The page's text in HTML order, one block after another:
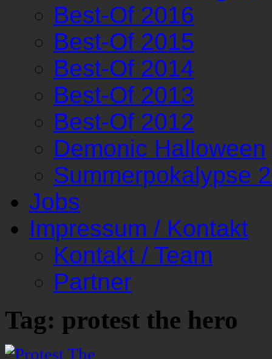
Best-Of 2016
Best-Of 2015
Best-Of 2014
Best-Of 2013
Best-Of 2012
Demonic Halloween
Summerpokalypse
Jobs
Impressum / Kontakt
Kontakt / Team
Partner
Tag: protest the hero